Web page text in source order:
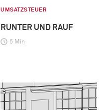
UMSATZSTEUER
RUNTER UND RAUF
5 Min